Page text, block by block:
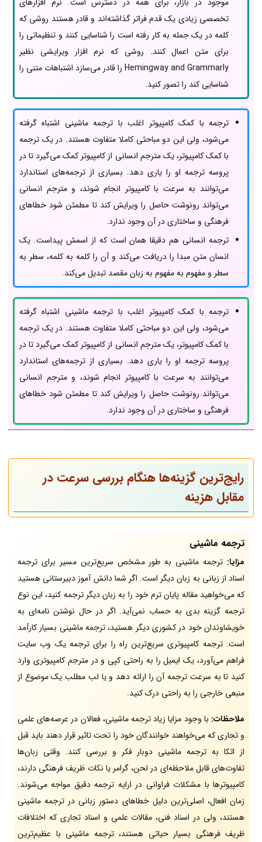
تخصصی زیادی یک قدم فراتر گذاشته‌اند و قادر هستند روشی که
کلمه در یک جمله به کار رفته است را شناسایی کنند و تنظیماتی را
برای متن اعمال کنند. روشی که نرم افزار ویرایشی نظیر
Hemingway and Grammarly را قادر می‌سازد اشتباهات متنی را
شناسایی کند را تصور کنید.
ترجمه با کمک کامپیوتر اغلب با ترجمه ماشینی اشتباه گرفته
می‌شود، ولی این دو مباحثی کاملا متفاوت هستند. در یک ترجمه
با کمک کامپیوتر، یک مترجم انسانی از کامپیوتر کمک می‌گیرد تا در
پروسه ترجمه او را یاری دهد. بسیاری از ترجمه‌های استاندارد
می‌توانند به سرعت با کامپیوتر انجام شوند، و مترجم انسانی
می‌تواند رونوشت حاصل را ویرایش کند تا مطمئن شود خطاهای
فرهنگی و ساختاری در آن وجود ندارد.
ترجمه انسانی هم دقیقا همان است که از اسمش پیداست. یک
انسان متن مبدا را دریافت می‌کند و آن را کلمه به کلمه، سطر به
سطر و مفهوم به مفهوم به زبان مقصد تبدیل می‌کند.
ترجمه با کمک کامپیوتر اغلب با ترجمه ماشینی اشتباه گرفته
می‌شود، ولی این دو مباحثی کاملا متفاوت هستند. در یک ترجمه
با کمک کامپیوتر، یک مترجم انسانی از کامپیوتر کمک می‌گیرد تا در
پروسه ترجمه او را یاری دهد. بسیاری از ترجمه‌های استاندارد
می‌توانند به سرعت با کامپیوتر انجام شوند، و مترجم انسانی
می‌تواند رونوشت حاصل را ویرایش کند تا مطمئن شود خطاهای
فرهنگی و ساختاری در آن وجود ندارد.
رایج‌ترین گزینه‌ها هنگام بررسی سرعت در
مقابل هزینه
ترجمه ماشینی
مزایا: ترجمه ماشینی به طور مشخص سریع‌ترین مسیر برای ترجمه
اسناد از زبانی به زبان دیگر است. اگر شما دانش آموز دبیرستانی هستید
که می‌خواهید مقاله پایان ترم خود را به زبان دیگر ترجمه کنید، این نوع
ترجمه گزینه بدی به حساب نمی‌آید. اگر در حال نوشتن نامه‌ای به
خویشاوندان خود در کشوری دیگر هستید، ترجمه ماشینی بسیار کارآمد
است. ترجمه کامپیوتری سریع‌ترین راه را برای ترجمه یک وب سایت
فراهم می‌آورد، یک ایمیل را به راحتی کپی و در مترجم کامپیوتری وارد
کنید تا به سرعت ترجمه آن را ارائه دهد و یا لب مطلب یک موضوع از
منبعی خارجی را به راحتی درک کنید.
ملاحظات: با وجود مزایا زیاد ترجمه ماشینی، فعالان در عرصه‌های علمی
و تجاری که می‌خواهند خوانندگان خود را تحت تاثیر قرار دهند باید قبل
از اتکا به ترجمه ماشینی دوبار فکر و بررسی کنند. وقتی زبان‌ها
تفاوت‌های قابل ملاحظه‌ای در لحن، گرامر یا نکات ظریف فرهنگی دارند،
کامپیوترها با مشکلات فراوانی در ارایه ترجمه دقیق مواجه می‌شوند.
زمان افعال، اصلی‌ترین دلیل خطاهای دستور زبانی در ترجمه ماشینی
هستند، ولی در اسناد فنی، مقالات علمی و اسناد تجاری که اختلافات
ظریف فرهنگی بسیار حیاتی هستند، ترجمه ماشینی با عظیم‌ترین